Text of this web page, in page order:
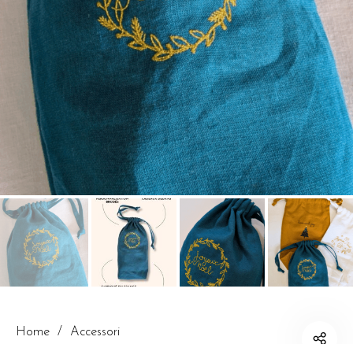
Home / Accessori